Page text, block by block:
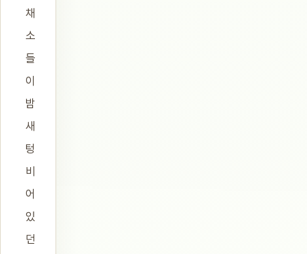
채
소
들
이
밤
새
텅
비
어
있
던